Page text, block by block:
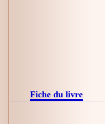
Fiche du livre